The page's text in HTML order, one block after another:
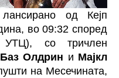
од Кејп
во 09:32 според
со тричлен
Баз Олдрин и Мајкл
на Месечината,